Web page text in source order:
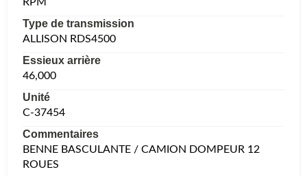
Type de transmission
ALLISON RDS4500
Essieux arrière
46,000
Unité
C-37454
Commentaires
BENNE BASCULANTE / CAMION DOMPEUR 12
ROUES